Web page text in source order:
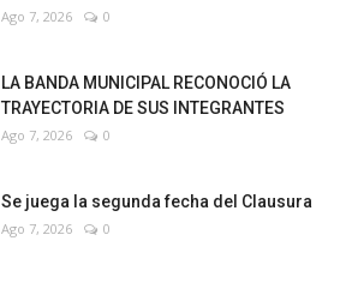
Ago 7, 2026 0
LA BANDA MUNICIPAL RECONOCIÓ LA
TRAYECTORIA DE SUS INTEGRANTES
Ago 7, 2026 0
Se juega la segunda fecha del Clausura
Ago 7, 2026 0